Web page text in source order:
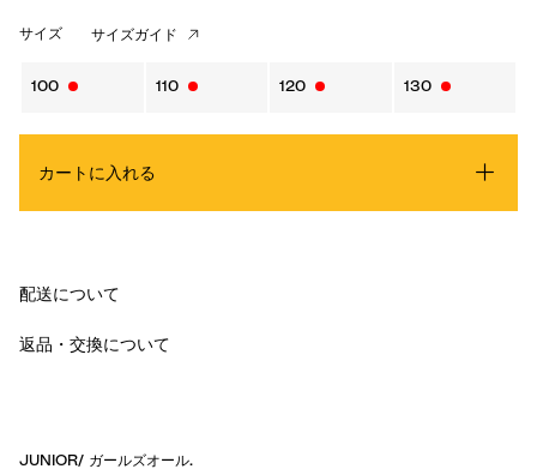
サイズ サイズガイド
100 110 120 130
カートに入れる
配送について
返品・交換について
JUNIOR/ ガールズオール.